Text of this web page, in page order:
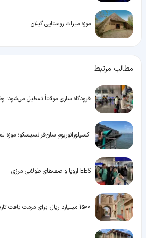
موزه میراث روستایی گیلان
مطالب مرتبط
فرودگاه ساری موقتاً تعطیل می‌شود؛
اکسپلوراتوریوم سان‌فرانسیسکو؛
EES اروپا و صف‌های طولانی مرزی
1500 میلیارد ریال برای مرمت بافت تاریخی دزفول